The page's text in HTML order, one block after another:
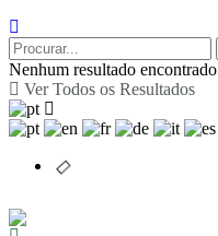
Nenhum resultado encontrado
Ver Todos os Resultados